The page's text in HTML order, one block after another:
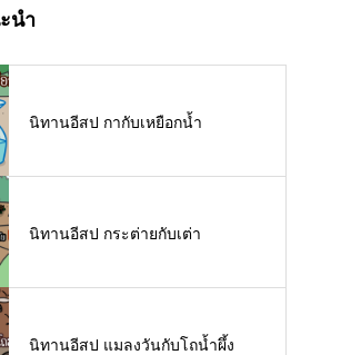
นำ
นิทานอีสป กากับเหยือกน้ำ
นิทานอีสป กระต่ายกับเต่า
นิทานอีสป แมลงวันกับโถน้ำผึ้ง